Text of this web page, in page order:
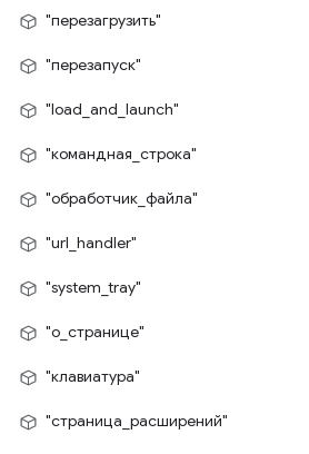
"перезагрузить"
"перезапуск"
"load_and_launch"
"командная_строка"
"обработчик_файла"
"url_handler"
"system_tray"
"о_странице"
"клавиатура"
"страница_расширений"